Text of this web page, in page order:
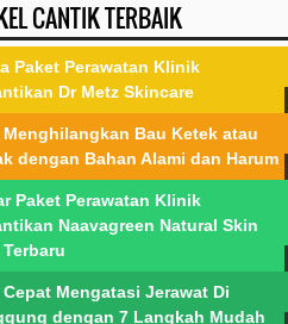
CANTIK TERBAIK
Paket Perawatan Klinik
Dr Metz Skincare
Menghilangkan Bau Ketek atau
dengan Bahan Alami dan Harum
Paket Perawatan Klinik
Naavagreen Natural Skin
Terbaru
Cepat Mengatasi Jerawat Di
dengan 7 Langkah Mudah